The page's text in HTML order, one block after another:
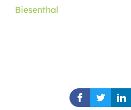
Biesenthal